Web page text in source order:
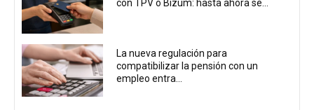
con TPV o Bizum: hasta ahora se...
La nueva regulación para
compatibilizar la pensión con un
empleo entra...